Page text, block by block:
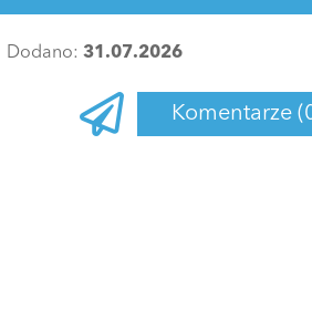
Dodano: 31.07.2026
Komentarze